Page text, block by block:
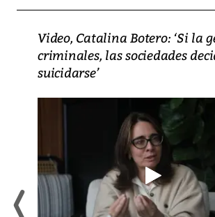
Video, Catalina Botero: ‘Si la
criminales, las sociedades
suicidarse’